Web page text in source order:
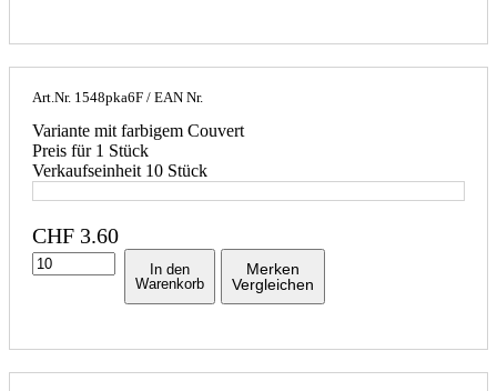
Art.Nr. 1548pka6F / EAN Nr.
Variante mit farbigem Couvert
Preis für 1 Stück
Verkaufseinheit 10 Stück
CHF 3.60
In den
Warenkorb
Merken
Vergleichen